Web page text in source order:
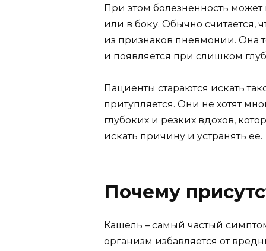
При этом болезненность может
или в боку. Обычно считается,
из признаков пневмонии. Она
и появляется при слишком
Пациенты стараются искать
притупляется. Они не хотят
глубоких и резких вдохов,
искать причину и устранять ее.
Почему
Кашель – самый частый
организм избавляется от